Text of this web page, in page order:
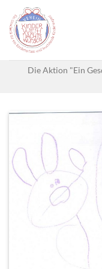
content
Die Aktion "Ein